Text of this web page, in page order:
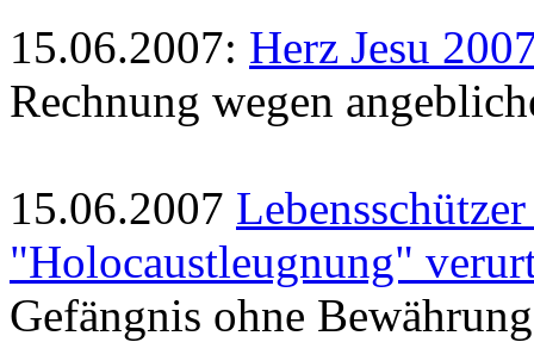
15.06.2007: Herz Jesu
Rechnung wegen
15.06.2007
"Holocaustleugnung"
Gefängnis ohne